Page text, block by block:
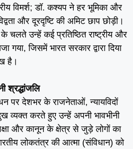
विमर्श; डॉ. कश्यप ने हर भूमिका और
और दूरदृष्टि की अमिट छाप छोड़ी।
के चलते उन्हें कई प्रतिष्ठित राष्ट्रीय और
गया, जिसमें भारत सरकार द्वारा दिया
है।
श्रद्धांजलि
पर देशभर के राजनेताओं, न्यायविदों
व्यक्त करते हुए उन्हें अपनी भावभीनी
और कानून के क्षेत्र से जुड़े लोगों का
लोकतंत्र की आत्मा (संविधान) को